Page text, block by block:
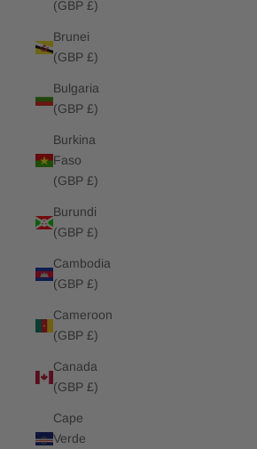
(GBP £)
Brunei
(GBP £)
Bulgaria
(GBP £)
Burkina
Faso
(GBP £)
Burundi
(GBP £)
Cambodia
(GBP £)
Cameroon
(GBP £)
Canada
(GBP £)
Cape
Verde